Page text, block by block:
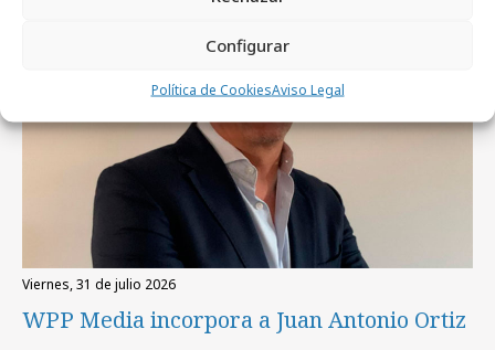
Configurar
Política de CookiesAviso Legal
viernes, 31 de julio 2026
WPP Media incorpora a Juan Antonio Ortiz